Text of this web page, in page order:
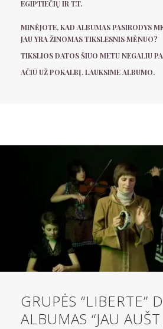
EGIPTIEČIŲ IR T.T.
MINĖJOTE, KAD ALBUMAS PASIRODYS
JAU YRA ŽINOMAS TIKSLESNIS MĖNUO?
TIKSLIOS DATOS ŠIUO METU NEGALIU
AČIŪ UŽ POKALBĮ. LAUKSIME ALBUMO.
GRUPĖS “LIBERTE”
ALBUMAS “JAU